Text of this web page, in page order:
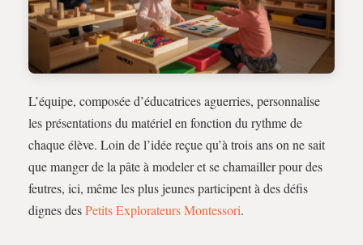
L’équipe, composée d’éducatrices aguerries, personnalise
les présentations du matériel en fonction du rythme de
chaque élève. Loin de l’idée reçue qu’à trois ans on ne sait
que manger de la pâte à modeler et se chamailler pour des
feutres, ici, même les plus jeunes participent à des défis
dignes desPetits Explorateurs Montessori.